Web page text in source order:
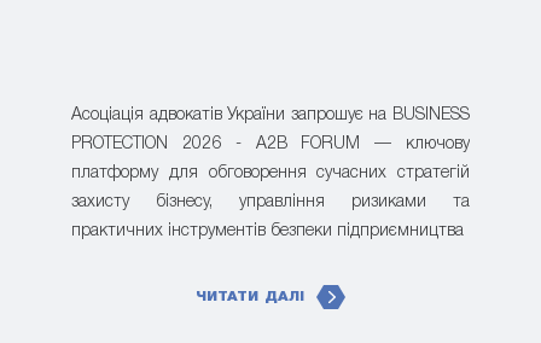
Асоціація адвокатів України запрошує на BUSINESS
PROTECTION 2026 - A2B FORUM — ключову
платформу для обговорення сучасних стратегій
захисту бізнесу, управління ризиками та
практичних інструментів безпеки підприємництва
ЧИТАТИ ДАЛІ